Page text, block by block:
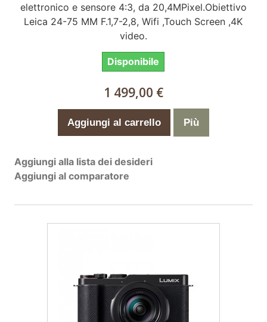
elettronico e sensore 4:3, da 20,4MPixel.Obiettivo
Leica 24-75 MM F.1,7-2,8, Wifi ,Touch Screen ,4K
video.
Disponibile
1 499,00 €
Aggiungi al carrello Più
Aggiungi alla lista dei desideri
Aggiungi al comparatore